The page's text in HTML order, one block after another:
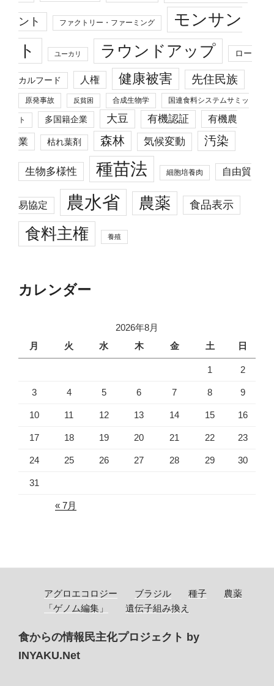
ント ファクトリー・ファーミング
モンサン
ト
ユーカリ ラウンドアップ ロー
カルフード 人権 健康被害 先住民族
原発事故 反貧困 合成生物学 国連食料システムサミッ
ト 多国籍企業 大豆 有機認証 有機農
業 枯れ葉剤 森林 気候変動 汚染
生物多様性 種苗法 細胞培養肉 自由貿
易協定 農水省 農薬 食品表示
食料主権 養殖
カレンダー
2026年8月
月
火 水 木 金 土 日
1 2
3 4 5 6 7 8 9
10 11 12 13 14 15 16
17 18 19 20 21 22 23
24 25 26 27 28 29 30
31
« 7月
アグロエコロジー ブラジル 種子
農薬
「ゲノム編集」
遺伝子組み換え
食からの情報民主化プロジェクト by
INYAKU.Net